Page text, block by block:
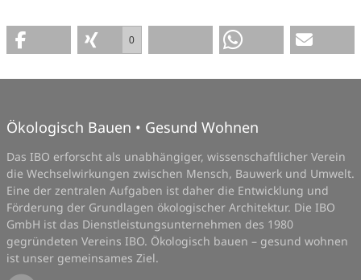
0
Ökologisch Bauen • Gesund Wohnen
Das IBO erforscht als unabhängiger, wissenschaftlicher Verein
die Wechselwirkungen zwischen Mensch, Bauwerk und Umwelt.
Eine der zentralen Aufgaben ist daher die Entwicklung und
Förderung der Grundlagen ökologischer Architektur. Die IBO
GmbH ist das Dienstleistungsunternehmen des 1980
gegründeten Vereins IBO. Ökologisch bauen – gesund wohnen
ist unser gemeinsames Ziel.